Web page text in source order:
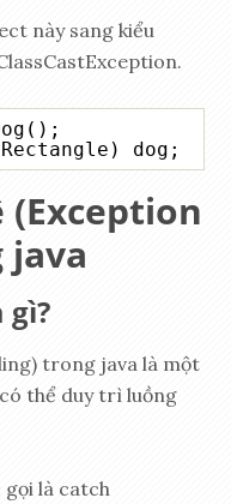
này sang kiểu
dog;
(Exception
java
gì?
trong java là một
thể duy trì luồng
là catch